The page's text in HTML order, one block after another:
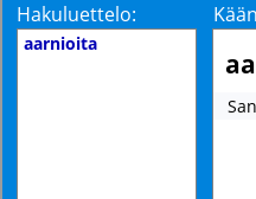
Hakuluettelo:
aarnioita